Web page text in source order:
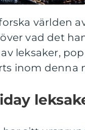
världen
vad det
leksaker,
inom denna